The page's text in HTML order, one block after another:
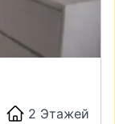
2 Этажей